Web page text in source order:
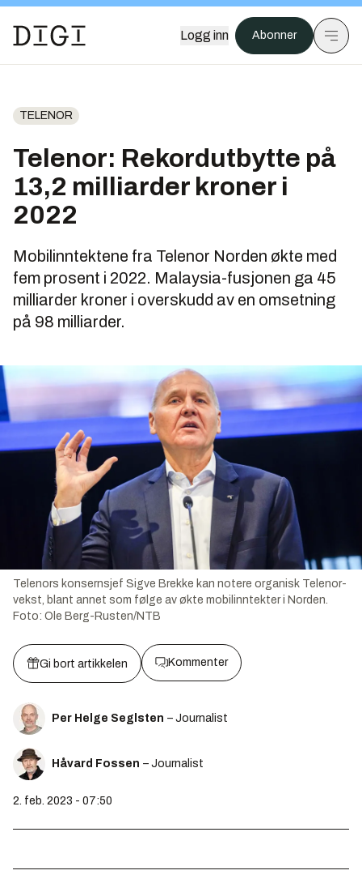
Logg inn Abonner
TELENOR
Telenor: Rekordutbytte på
13,2 milliarder kroner i
2022
Mobilinntektene fra Telenor Norden økte med
fem prosent i 2022. Malaysia-fusjonen ga 45
milliarder kroner i overskudd av en omsetning
på 98 milliarder.
Telenors konsernsjef Sigve Brekke kan notere organisk Telenor-
vekst, blant annet som følge av økte mobilinntekter i Norden.
Foto: Ole Berg-Rusten/NTB
Gi bort artikkelen Kommenter
Per Helge Seglsten – Journalist
Håvard Fossen – Journalist
2. feb. 2023 - 07:50